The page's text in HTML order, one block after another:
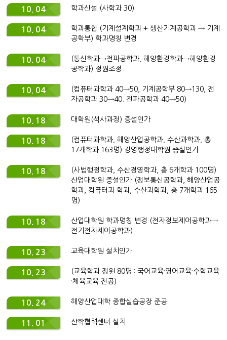
10. 04 학과신설 (사학과 30)
10. 04
학과통합 (기계설계학과 + 생산기계공학과 → 기계
공학부) 학과명칭 변경
10. 04
(통신학과→전파공학과, 해양환경학과→해양환경
공학과) 정원조정
10. 04
(컴퓨터과학과 40→50, 기계공학부 80→130, 전
자공학과 30→40. 전파공학과 40→50)
10. 18 대학원(석사과정) 증설인가
10. 18
(컴퓨터과학과, 해양산업공학과, 수산과학과, 총
17개학과 163명) 경영행정대학원 증설인가
10. 18
(사법행정학과, 수산경영학과, 총 6개학과 100명)
산업대학원 증설인가 (정보통신공학과, 해양산업공
학과, 컴퓨터과 학과, 수산과학과, 총 7개학과 165
명)
10. 18
산업대학원 학과명칭 변경 (전자정보제어공학과→
전기전자제어공학과)
10. 23 교육대학원 설치인가
10. 23
(교육학과 정원 80명 : 국어교육·영어교육·수학교육
·체육교육 전공)
10. 24 해양산업대학 종합실습공장 준공
11. 01 산학협력센터 설치